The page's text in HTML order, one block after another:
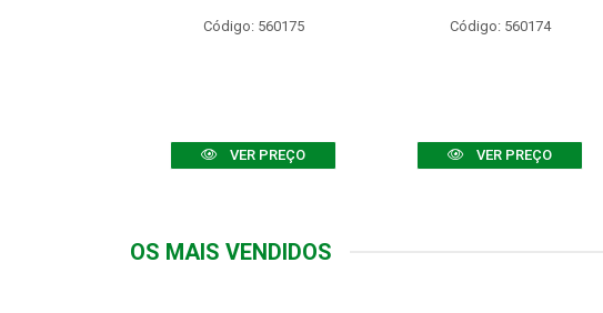
Código: 560175
VER PREÇO
Código: 560174
VER PREÇO
OS MAIS VENDIDOS